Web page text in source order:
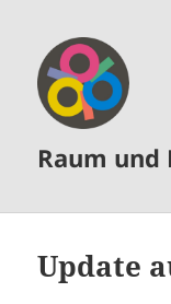
Raum und
Update